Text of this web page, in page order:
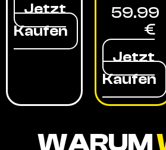
Jetzt
Kaufen
59.99
€
Jetzt
Kaufen
WARUM